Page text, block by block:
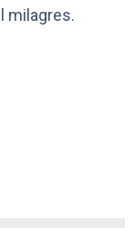
milagres.